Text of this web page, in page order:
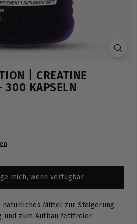
| CREATINE
300 KAPSELN
mich, wenn verfügbar
Mittel zur Steigerung
und zum Aufbau fettfreier